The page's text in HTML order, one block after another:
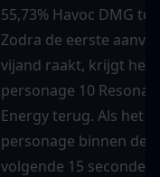
55,73% Havoc DMG
Zodra de eerste
vijand raakt, krijgt het
personage 10
Energy terug. Als het
personage binnen de
volgende 15 seconden